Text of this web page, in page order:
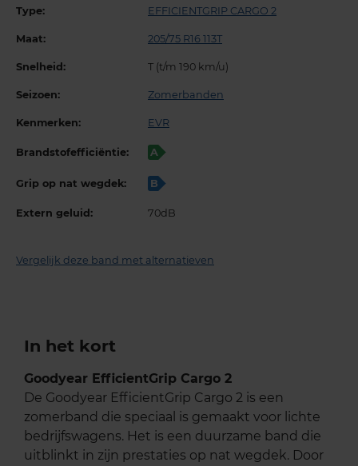
Type: EFFICIENTGRIP CARGO 2
Maat: 205/75 R16 113T
Snelheid: T (t/m 190 km/u)
Seizoen: Zomerbanden
Kenmerken: EVR
Brandstofefficiëntie: A
Grip op nat wegdek: B
Extern geluid: 70dB
Vergelijk deze band met alternatieven
In het kort
Goodyear EfficientGrip Cargo 2
De Goodyear EfficientGrip Cargo 2 is een
zomerband die speciaal is gemaakt voor lichte
bedrijfswagens. Het is een duurzame band die
uitblinkt in zijn prestaties op nat wegdek. Door